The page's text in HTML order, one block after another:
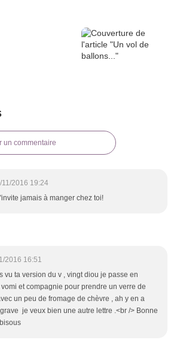
un commentaire
11/2016 19:24
jamais à manger chez toi!
2016 16:51
vu ta version du v , vingt diou je passe en
et compagnie pour prendre un verre de
un peu de fromage de chèvre , ah y en a
je veux bien une autre lettre .<br /> Bonne